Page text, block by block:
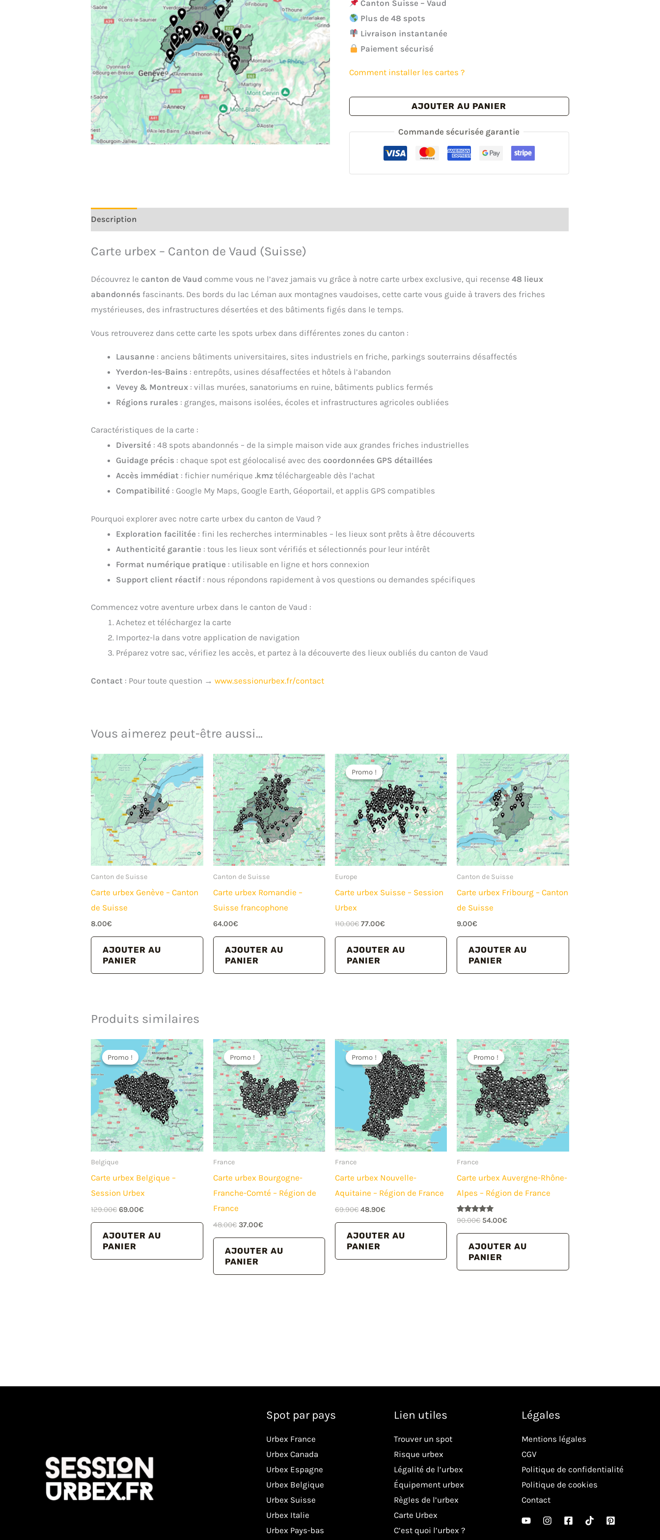
prix
initial
était :
24.00€.
prix
actuel
est :
17.00€.
Canton Suisse – Vaud
Plus de 48 spots
Livraison instantanée
Paiement sécurisé
Comment installer les cartes ?
quantité
-
AJOUTER AU PANIER
Commande sécurisée garantie
Description
Carte urbex – Canton de Vaud (Suisse)
Découvrez le canton de Vaud comme vous ne l’avez jamais vu grâce à notre carte urbex exclusive, qui recense48 lieux
abandonnés fascinants. Des bords du lac Léman aux montagnes vaudoises, cette carte vous guide à travers des friches
mystérieuses, des infrastructures désertées et des bâtiments figés dans le temps.
Vous retrouverez dans cette carte les spots urbex dans différentes zones du canton :
Lausanne : anciens bâtiments universitaires, sites industriels en friche, parkings souterrains désaffectés
Yverdon-les-Bains : entrepôts, usines désaffectées et hôtels à l’abandon
Vevey & Montreux : villas murées, sanatoriums en ruine, bâtiments publics fermés
Régions rurales : granges, maisons isolées, écoles et infrastructures agricoles oubliées
Caractéristiques de la carte :
Diversité : 48 spots abandonnés – de la simple maison vide aux grandes friches industrielles
Guidage précis : chaque spot est géolocalisé avec des coordonnées GPS détaillées
Accès immédiat : fichier numérique.kmz téléchargeable dès l’achat
Compatibilité : Google My Maps, Google Earth, Géoportail, et applis GPS compatibles
Pourquoi explorer avec notre carte urbex du canton de Vaud ?
Exploration facilitée : fini les recherches interminables – les lieux sont prêts à être découverts
Authenticité garantie : tous les lieux sont vérifiés et sélectionnés pour leur intérêt
Format numérique pratique : utilisable en ligne et hors connexion
Support client réactif : nous répondons rapidement à vos questions ou demandes spécifiques
Commencez votre aventure urbex dans le canton de Vaud :
Achetez et téléchargez la carte
Importez-la dans votre application de navigation
Préparez votre sac, vérifiez les accès, et partez à la découverte des lieux oubliés du canton de Vaud
Contact : Pour toute question →www.sessionurbex.fr/contact
Vous aimerez peut-être aussi…
Canton de Suisse
Carte urbex Genève – Canton
de Suisse
8.00€
AJOUTER AU
PANIER
Canton de Suisse
Carte urbex Romandie –
Suisse francophone
64.00€
AJOUTER AU
PANIER
Promo !
Promo !
Europe
Carte urbex Suisse – Session
Urbex
110.00€ Le
était :
110.00€.
77.00€
est :
AJOUTER AU
PANIER
Canton de Suisse
Carte urbex Fribourg – Canton
de Suisse
9.00€
AJOUTER AU
PANIER
Produits similaires
Promo !
Promo !
Belgique
Carte urbex Belgique –
Session Urbex
129.00€ Le
était :
129.00€.
69.00€
est :
AJOUTER AU
PANIER
Promo !
Promo !
France
Carte urbex Bourgogne-
Franche-Comté – Région de
France
48.00€ Le
était :
48.00€.
37.00€Le
est :
AJOUTER AU
PANIER
Promo !
Promo !
France
Carte urbex Nouvelle-
Aquitaine – Région de France
69.90€ Le
était :
69.90€.
48.90€
est :
AJOUTER AU
PANIER
Promo !
Promo !
France
Carte urbex Auvergne-Rhône-
Alpes – Région de France
Note
sur 5
90.00€ Le
était :
90.00€.
54.00€
est :
AJOUTER AU
PANIER
Spot par pays
Urbex France
Urbex Canada
Urbex Espagne
Urbex Belgique
Urbex Suisse
Urbex Italie
Urbex Pays-bas
Lien utiles
Trouver un spot
Risque urbex
Légalité de l’urbex
Équipement urbex
Règles de l’urbex
Carte Urbex
C’est quoi l’urbex ?
Légales
Mentions légales
CGV
Politique de confidentialité
Politique de cookies
Contact